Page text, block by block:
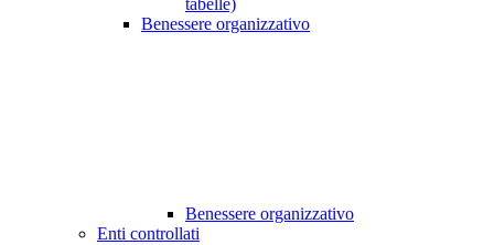
tabelle)
Benessere organizzativo
Benessere organizzativo
Enti controllati